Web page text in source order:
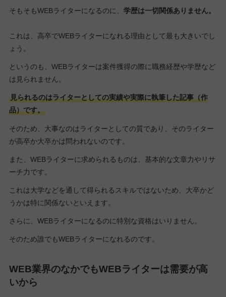
そもそもWEBライターになるのに、 学歴は一切関係ありません。
これは、高卒でWEBライターになれる理由として最も大きいでし
ょう。
というのも、WEBライターは案件獲得の際に職務経歴や学歴など
は見られません。
見られるのはライターとしての実績や実際に執筆した記事（作
品）です。
そのため、大事なのはライターとしての質であり、そのライター
が高卒か大卒かは問われないのです。
また、WEBライターに求められるものは、基本的な文章力やリサ
ーチ力です。
これは大学などを通して得られるスキルではないため、大卒かど
うかは特に関係ないといえます。
さらに、WEBライターになるのに特別な資格はいりません。
そのため誰でもWEBライターになれるのです。
WEB業界のなかでもWEBライターは需要が高
いから